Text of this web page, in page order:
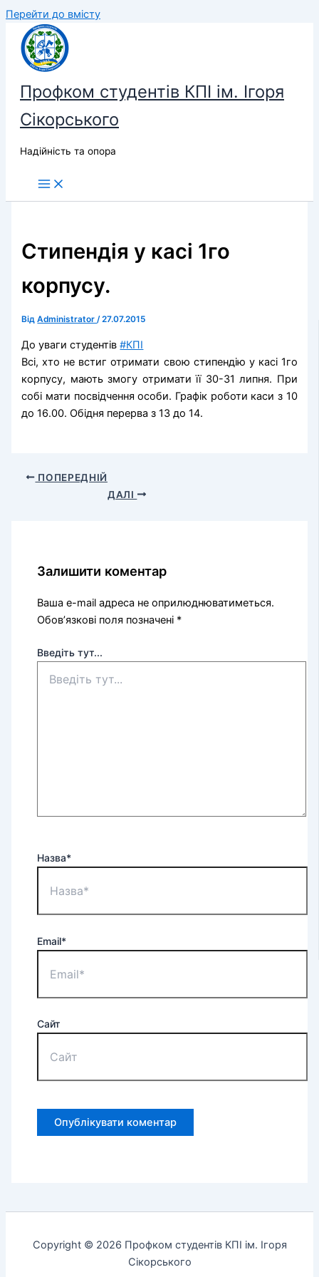
Перейти до вмісту
Профком студентів КПІ ім. Ігоря
Сікорського
Надійність та опора
Стипендія у касі 1го
корпусу.
ВідAdministrator/27.07.2015
До уваги студентів#КПІ
Всі, хто не встиг отримати свою стипендію у касі 1го
корпусу, мають змогу отримати її 30-31 липня. При
собі мати посвідчення особи. Графік роботи каси з 10
до 16.00. Обідня перерва з 13 до 14.
ПОПЕРЕДНІЙ
ДАЛІ
Залишити коментар
Ваша e-mail адреса не оприлюднюватиметься.
Обов’язкові поля позначені *
Введіть тут...
Назва*
Email*
Сайт
Copyright © 2026 Профком студентів КПІ ім. Ігоря
Сікорського